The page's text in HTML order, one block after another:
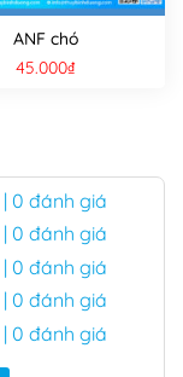
ANF chó
45.000₫
| 0 đánh giá
| 0 đánh giá
| 0 đánh giá
| 0 đánh giá
| 0 đánh giá